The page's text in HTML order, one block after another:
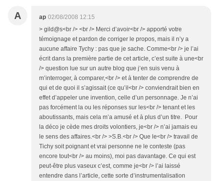
A ap 02/08/2008 12:15
> gild@s<br /> <br /> Merci d’avoir<br /> apporté votre
témoignage et pardon de corriger le propos, mais il n’y a
aucune affaire Tychy : pas que je sache. Comme<br /> je l’ai
écrit dans la première partie de cet article, c’est suite à une<br
/> question lue sur un autre blog que j’en suis venu à
m’interroger, à comparer,<br /> et à tenter de comprendre de
qui et de quoi il s’agissait (ce qu’il<br /> conviendrait bien en
effet d’appeler une invention, celle d’un personnage. Je n’ai
pas forcément la ou les réponses sur les<br /> tenant et les
aboutissants, mais cela m’a amusé et à plus d’un titre. Pour
la déco je cède mes droits volontiers, je<br /> n’ai jamais eu
le sens des affaires.<br /> >S.B.<br /> Que le<br /> travail de
Tichy soit poignant et vrai personne ne le conteste (pas
encore tout<br /> au moins), moi pas davantage. Ce qui est
peut-être plus vaseux c’est, comme je<br /> l’ai laissé
entendre dans l’article, cette sorte d’instrumentalisation